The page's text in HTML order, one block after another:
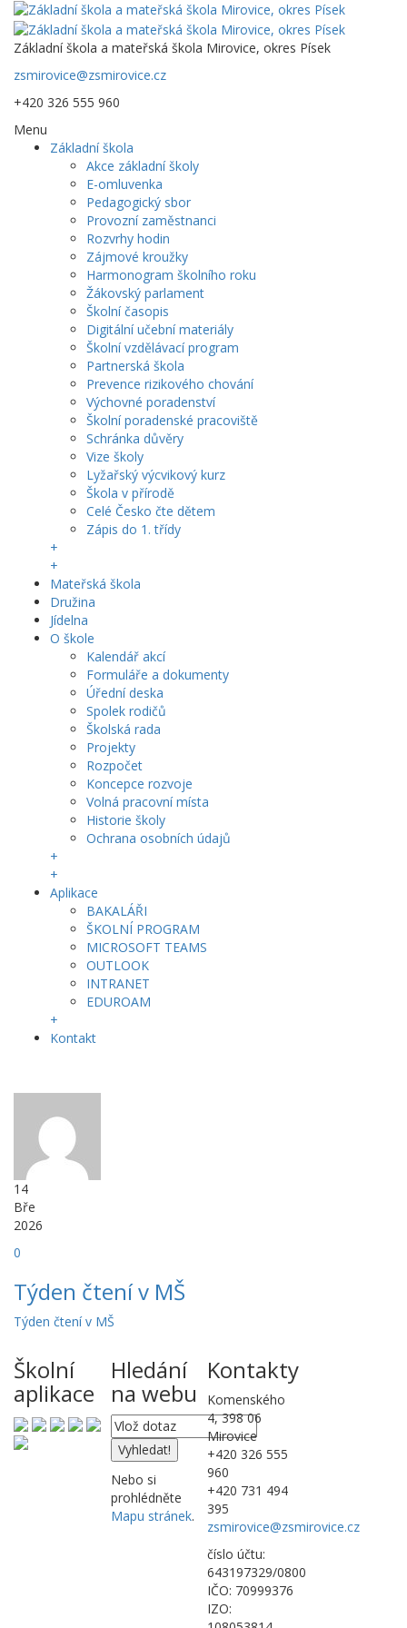
Základní škola a mateřská škola Mirovice, okres Písek
zsmirovice@zsmirovice.cz
+420 326 555 960
Menu
Základní škola
Akce základní školy
E-omluvenka
Pedagogický sbor
Provozní zaměstnanci
Rozvrhy hodin
Zájmové kroužky
Harmonogram školního roku
Žákovský parlament
Školní časopis
Digitální učební materiály
Školní vzdělávací program
Partnerská škola
Prevence rizikového chování
Výchovné poradenství
Školní poradenské pracoviště
Schránka důvěry
Vize školy
Lyžařský výcvikový kurz
Škola v přírodě
Celé Česko čte dětem
Zápis do 1. třídy
+
+
Mateřská škola
Družina
Jídelna
O škole
Kalendář akcí
Formuláře a dokumenty
Úřední deska
Spolek rodičů
Školská rada
Projekty
Rozpočet
Koncepce rozvoje
Volná pracovní místa
Historie školy
Ochrana osobních údajů
+
+
Aplikace
BAKALÁŘI
ŠKOLNÍ PROGRAM
MICROSOFT TEAMS
OUTLOOK
INTRANET
EDUROAM
+
Kontakt
14
Bře
2026
0
Týden čtení v MŠ
Týden čtení v MŠ
Školní
aplikace
Hledání
na webu
Nebo si
prohlédněte
Mapu stránek.
Kontakty
Komenského
4, 398 06
Mirovice
+420 326 555
960
+420 731 494
395
zsmirovice@zsmirovice.cz
číslo účtu:
643197329/0800
IČO: 70999376
IZO: